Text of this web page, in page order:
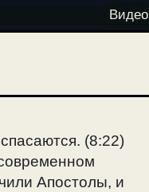
Видео
(8:22)
Апостолы, и